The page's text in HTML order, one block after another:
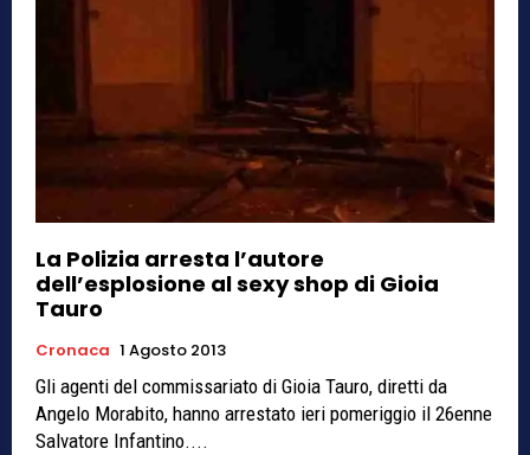
La Polizia arresta l’autore
dell’esplosione al sexy shop di Gioia
Tauro
Cronaca 1 Agosto 2013
Gli agenti del commissariato di Gioia Tauro, diretti da
Angelo Morabito, hanno arrestato ieri pomeriggio il 26enne
Salvatore Infantino....